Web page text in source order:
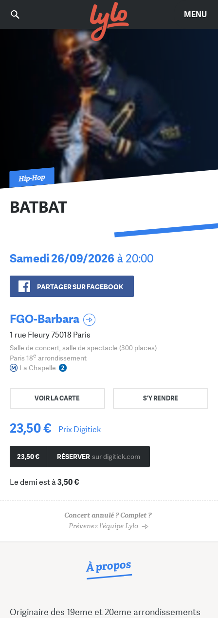
MENU
Hip-Hop
BATBAT
Samedi 26/09/2026 à 20:00
PARTAGER SUR FACEBOOK
FGO-Barbara
1 rue Fleury 75018 Paris
Salle de concert, salle de spectacle (300 places)
Paris 18e arrondissement
La Chapelle
VOIR LA CARTE S'Y RENDRE
23,50 € Prix Digitick
23,50 € RÉSERVER sur digitick.com
Le demi est à3,50 €
Concert annulé ? Complet ?
Prévenez l'équipe Lylo
À propos
Originaire des 19eme et 20eme arrondissements